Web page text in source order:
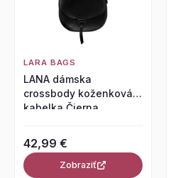
LARA BAGS
LANA dámska
crossbody koženková
kabelka Čierna
42,99 €
Zobraziť